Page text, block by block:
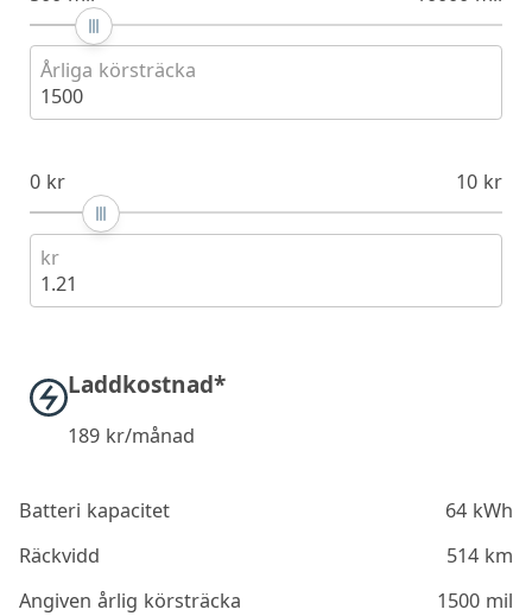
Årliga körsträcka
1500
0 kr 10 kr
kr
1.21
Laddkostnad*
189kr/månad
Batteri kapacitet
64 kWh
Räckvidd
514 km
Angiven årlig körsträcka
1500 mil